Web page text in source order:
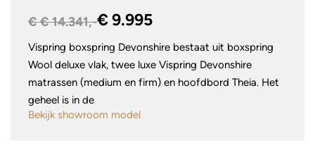
€ € 14.341,-€ 9.995
Vispring boxspring Devonshire bestaat uit boxspring
Wool deluxe vlak, twee luxe Vispring Devonshire
matrassen (medium en firm) en hoofdbord Theia. Het
geheel is in de
Bekijk showroom model